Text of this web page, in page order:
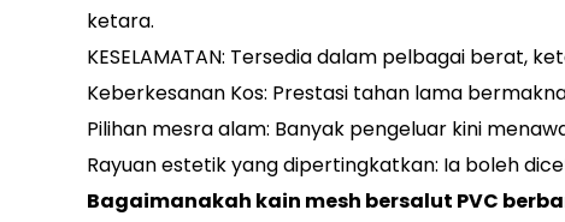
ketara.
KESELAMATAN: Tersedia dalam pelbagai berat,
Keberkesanan Kos: Prestasi tahan lama
Pilihan mesra alam: Banyak pengeluar kini
Rayuan estetik yang dipertingkatkan: Ia boleh
Bagaimanakah kain mesh bersalut PVC